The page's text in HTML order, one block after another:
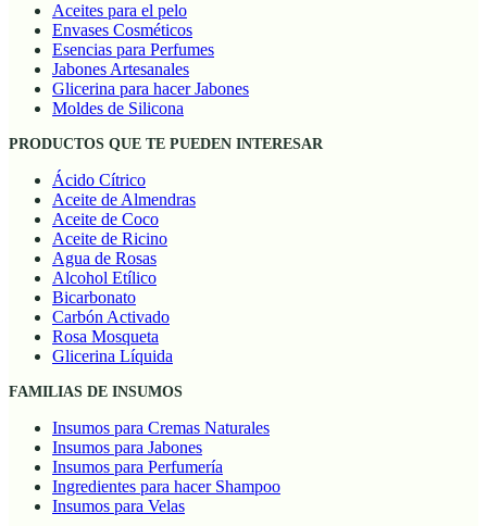
Aceites para el pelo
Envases Cosméticos
Esencias para Perfumes
Jabones Artesanales
Glicerina para hacer Jabones
Moldes de Silicona
PRODUCTOS QUE TE PUEDEN INTERESAR
Ácido Cítrico
Aceite de Almendras
Aceite de Coco
Aceite de Ricino
Agua de Rosas
Alcohol Etílico
Bicarbonato
Carbón Activado
Rosa Mosqueta
Glicerina Líquida
FAMILIAS DE INSUMOS
Insumos para Cremas Naturales
Insumos para Jabones
Insumos para Perfumería
Ingredientes para hacer Shampoo
Insumos para Velas